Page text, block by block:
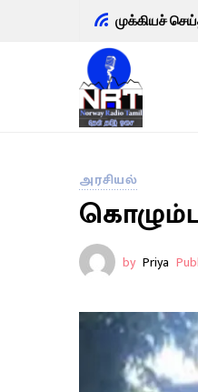
முக்கியச்
அரசியல்
by Priya